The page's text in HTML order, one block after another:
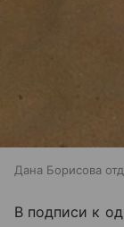
Дана Борисова
В подписи к